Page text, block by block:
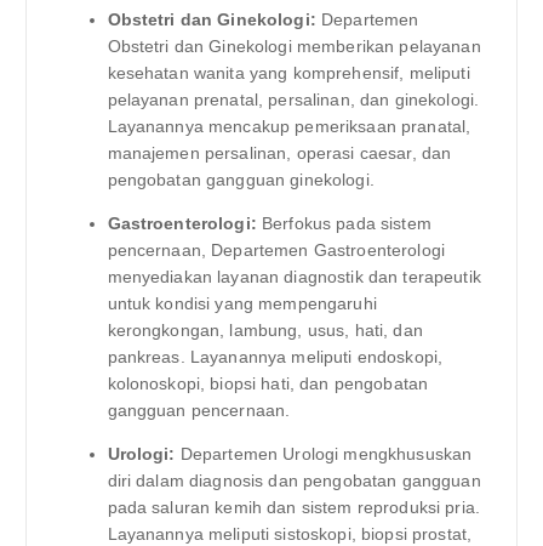
Obstetri dan Ginekologi: Departemen
Obstetri dan Ginekologi memberikan pelayanan
kesehatan wanita yang komprehensif, meliputi
pelayanan prenatal, persalinan, dan ginekologi.
Layanannya mencakup pemeriksaan pranatal,
manajemen persalinan, operasi caesar, dan
pengobatan gangguan ginekologi.
Gastroenterologi: Berfokus pada sistem
pencernaan, Departemen Gastroenterologi
menyediakan layanan diagnostik dan terapeutik
untuk kondisi yang mempengaruhi
kerongkongan, lambung, usus, hati, dan
pankreas. Layanannya meliputi endoskopi,
kolonoskopi, biopsi hati, dan pengobatan
gangguan pencernaan.
Urologi: Departemen Urologi mengkhususkan
diri dalam diagnosis dan pengobatan gangguan
pada saluran kemih dan sistem reproduksi pria.
Layanannya meliputi sistoskopi, biopsi prostat,